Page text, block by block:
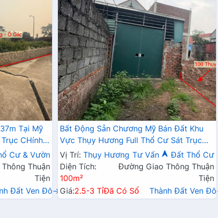
Tại Mỹ
CHính
Cư & Vườn
Thuận
Tiện
Đất Ven Đô→
Bất Động Sản Chương Mỹ Bán Đất Khu
Vực Thụy Hương Full Thổ Cư Sát Trục
Chính Kinh Doanh Liên Xã
Vị Trí: Thụy Hương Tư Vấn
Đất Thổ Cư
Diện Tích:
100m²
Đường Giao Thông Thuận
Tiện
Giá:2.5-3 TỉĐã Có Sổ Thành Đất Ven